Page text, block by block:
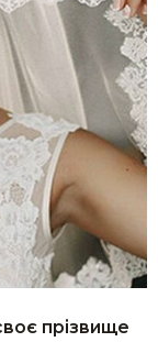
прізвище